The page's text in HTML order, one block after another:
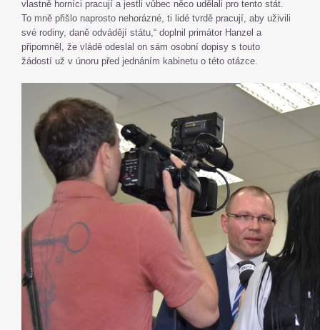
vlastně horníci pracují a jestli vůbec něco udělali pro tento stát.
To mně přišlo naprosto nehorázné, ti lidé tvrdě pracují, aby uživili
své rodiny, daně odvádějí státu,“ doplnil primátor Hanzel a
připomněl, že vládě odeslal on sám osobní dopisy s touto
žádostí už v únoru před jednáním kabinetu o této otázce.